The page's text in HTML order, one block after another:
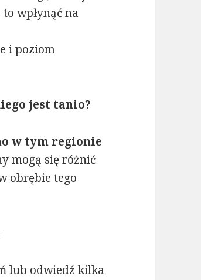
wpłynąć na
i poziom
jest tanio?
w tym regionie
mogą się różnić
obrębie tego
lub odwiedź kilka